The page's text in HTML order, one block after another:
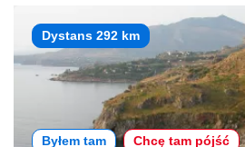
Dystans 292 km
Byłem tam Chcę tam pójść